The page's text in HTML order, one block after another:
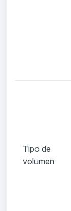
Tipo de
volumen